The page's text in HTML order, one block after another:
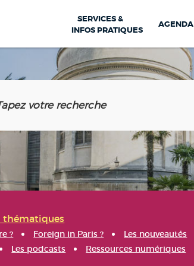
SERVICES &
INFOS PRATIQUES
AGENDA
thématiques
? Foreign in Paris ? Les nouveautés
Les podcasts Ressources numériques